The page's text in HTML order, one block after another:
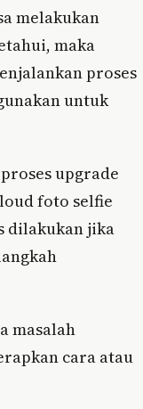
melakukan
maka
proses
untuk
upgrade
foto selfie
dilakukan jika
masalah
cara atau